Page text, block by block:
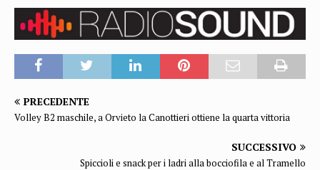
PRECEDENTE
Volley B2 maschile, a Orvieto la Canottieri ottiene la quarta vittoria
SUCCESSIVO
Spiccioli e snack per i ladri alla bocciofila e al Tramello